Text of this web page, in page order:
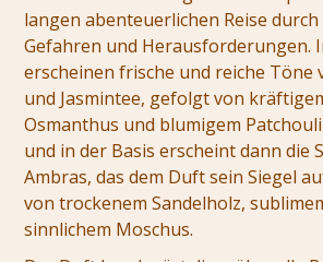
langen abenteuerlichen Reise
Gefahren und Herausforderungen.
erscheinen frische und reiche Töne
und Jasmintee, gefolgt von
Osmanthus und blumigem
und in der Basis erscheint dann die
Ambras, das dem Duft sein Siegel
von trockenem Sandelholz,
sinnlichem Moschus.